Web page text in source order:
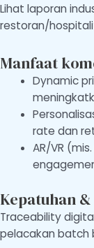
Lihat laporan
restoran/
Manfaat
Dynamic
rate dan
AR/VR
Kepatuhan
Traceability
pelacakan batch